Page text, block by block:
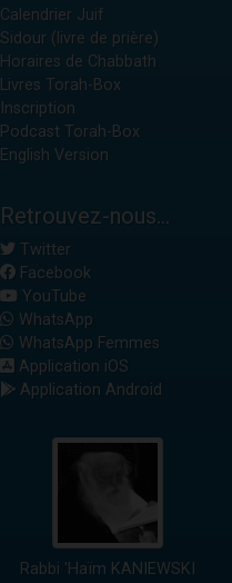
Calendrier Juif
Sidour (livre de prière)
Horaires de Chabbath
Livres Torah-Box
Inscription
Podcast Torah-Box
English Version
Retrouvez-nous...
Twitter
Facebook
YouTube
WhatsApp
WhatsApp Femmes
Application iOS
Application Android
Rabbi 'Haïm KANIEWSKI